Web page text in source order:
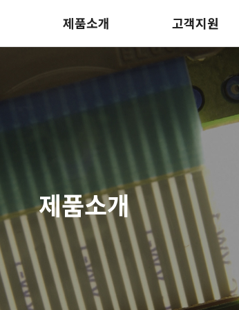
제품소개 고객지원
제품소개